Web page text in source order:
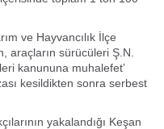
ve Hayvancılık İlçe
araçların sürücüleri Ş.N.
kanununa muhalefet’
kesildikten sonra serbest
yakalandığı Keşan